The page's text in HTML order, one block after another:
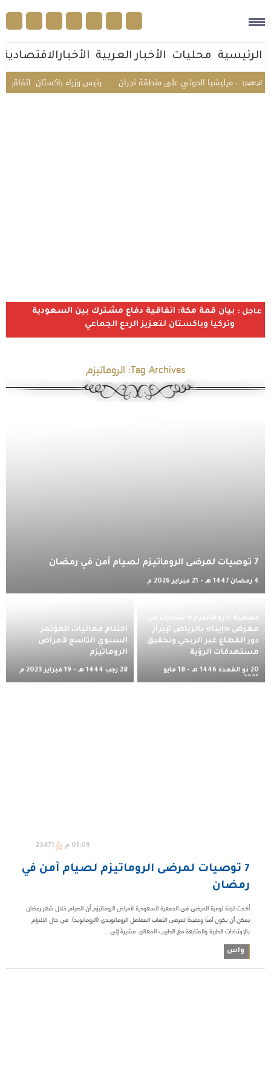
الرئيسية محليات الأخبار العربية الأخبارالاقتصادية
أخر الأخبار | رئيس وزراء باكستان: اتفاقية ميليشيا الحوثي على منطقة نجران
عاجل : بيان قمة مكة: اتفاقية دفاع مشترك بين السعودية
وتركيا وباكستان لتعزيز الردع الجماعي
Tag Archives: الروماتيزم
7 توصيات لمرضى الروماتيزم لصيام آمن في رمضان
4 رمضان 1447 هـ - 21 فبراير 2026 م
جمعية «روماتيزم» تشارك في
معرض «إينا» بالرياض لإبراز
دور القطاع غير الربحي وتحقيق
مستهدفات الرؤية
20 ذو القعدة 1446 هـ - 18 مايو
2025 م
اختتام فعاليات المؤتمر
السنوي التاسع لأمراض
الروماتيزم
28 رجب 1444 هـ - 19 فبراير 2023 م
01:09 م 23871
7 توصيات لمرضى الروماتيزم لصيام آمن في
رمضان
أكدت لجنة توعية المرضى في الجمعية السعودية لأمراض الروماتيزم أن الصيام خلال شهر رمضان
يمكن أن يكون آمنًا ومفيدًا لمرضى التهاب المفاصل الروماتويدي (الروماتويد)، في حال الالتزام
بالإرشادات الطبية والمتابعة مع الطبيب المعالج، مشيرةً إلى ...
واس